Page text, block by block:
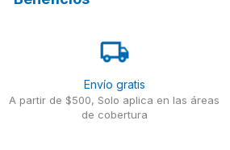
Envío gratis
A partir de $500, Solo aplica en las áreas
de cobertura